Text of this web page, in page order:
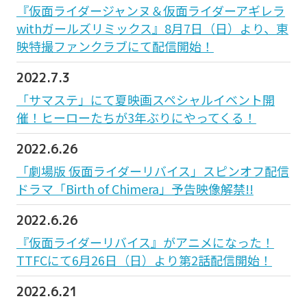
『仮面ライダージャンヌ＆仮面ライダーアギレラ
withガールズリミックス』8月7日（日）より、東
映特撮ファンクラブにて配信開始！
2022.7.3
「サマステ」にて夏映画スペシャルイベント開
催！ヒーローたちが3年ぶりにやってくる！
2022.6.26
「劇場版 仮面ライダーリバイス」スピンオフ配信
ドラマ「Birth of Chimera」予告映像解禁!!
2022.6.26
『仮面ライダーリバイス』がアニメになった！
TTFCにて6月26日（日）より第2話配信開始！
2022.6.21